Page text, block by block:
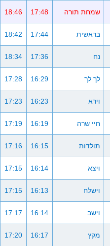
שמחת תורה 17:48
18:46
בראשית 17:44
18:42
נח 17:36
18:34
לך לך 16:29
17:28
וירא 16:23
17:23
חיי שרה 16:19
17:19
תולדות 16:15
17:16
ויצא 16:14
17:15
וישלח 16:13
17:15
וישב 16:14
17:17
מקץ 16:17
17:20